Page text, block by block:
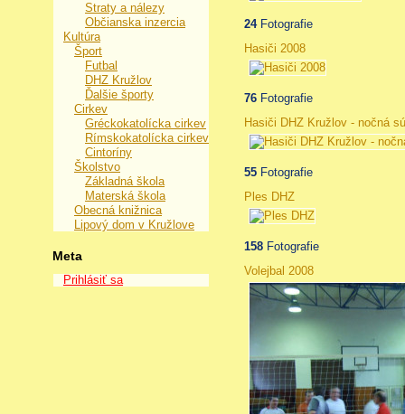
Straty a nálezy
Občianska inzercia
Kultúra
Šport
Futbal
DHZ Kružlov
Ďalšie športy
Cirkev
Gréckokatolícka cirkev
Rímskokatolícka cirkev
Cintoríny
Školstvo
Základná škola
Materská škola
Obecná knižnica
Lipový dom v Kružlove
Meta
Prihlásiť sa
24Fotografie
Hasiči 2008
76 Fotografie
Hasiči DHZ Kružlov - nočná
55 Fotografie
Ples DHZ
158 Fotografie
Volejbal 2008